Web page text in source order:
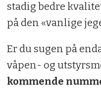
stadig bedre
på den «vanlige
Er du sugen på
våpen- og
kommende